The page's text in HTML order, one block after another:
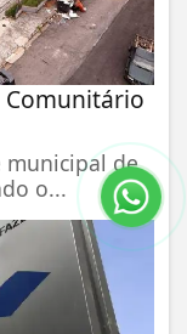
municipal de
o...